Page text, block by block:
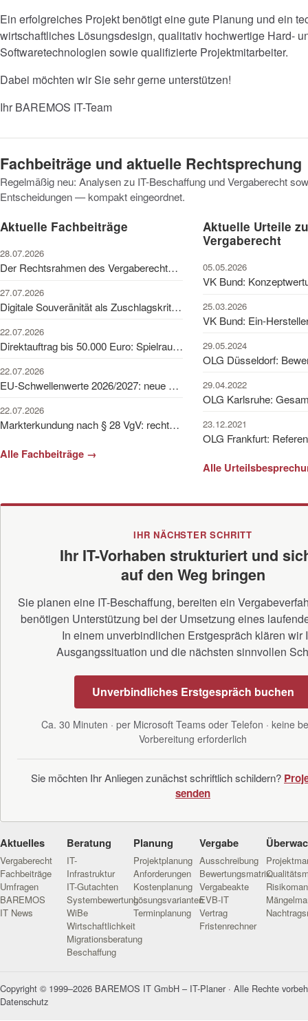
Ein erfolgreiches Projekt benötigt eine gute Planung und ein
wirtschaftliches Lösungsdesign, qualitativ hochwertige Hard-
Softwaretechnologien sowie qualifizierte Projektmitarbeiter.
Dabei möchten wir Sie sehr gerne unterstützen!
Ihr BAREMOS IT-Team
Fachbeiträge und aktuelle Rechtsprechung
Regelmäßig neu: Analysen zu IT-Beschaffung und Vergaberecht
Entscheidungen — kompakt eingeordnet.
Aktuelle Fachbeiträge
28.07.2026
Der Rechtsrahmen des Vergaberechts im Überblick
27.07.2026
Digitale Souveränität als Zuschlagskriterium in der IT-Vergabe
22.07.2026
Direktauftrag bis 50.000 Euro: Spielraum und Grenzen
22.07.2026
EU-Schwellenwerte 2026/2027: neue Werte für IT-Vergaben
22.07.2026
Markterkundung nach § 28 VgV: rechtssicher in die IT-Vergabe starten
Alle Fachbeiträge →
Aktuelle Urteile
Vergaberecht
05.05.2026
25.03.2026
29.05.2024
29.04.2022
23.12.2021
Alle
IHR NÄCHSTER SCHRITT
Ihr IT-Vorhaben strukturiert und
auf den Weg bringen
Sie planen eine IT-Beschaffung, bereiten ein
benötigen Unterstützung bei der Umsetzung eines
In einem unverbindlichen Erstgespräch klären wir
Ausgangssituation und die nächsten sinnvollen
Unverbindliches Erstgespräch buchen
Ca. 30 Minuten · per Microsoft Teams oder Telefon · keine
Vorbereitung erforderlich
Sie möchten Ihr Anliegen zunächst schriftlich schildern?
senden
Aktuelles
Vergaberecht
Fachbeiträge
Umfragen
BAREMOS
IT News
Beratung
IT-
Infrastruktur
IT-Gutachten
Systembewertung
WiBe
Wirtschaftlichkeit
Migrationsberatung
Beschaffung
Planung
Projektplanung
Anforderungen
Kostenplanung
Lösungsvarianten
Terminplanung
Vergabe
Ausschreibung
Bewertungsmatrix
Vergabeakte
EVB-IT
Vertrag
Fristenrechner
Copyright © 1999–2026 BAREMOS IT GmbH – IT-Planer · Alle Rechte
Datenschutz